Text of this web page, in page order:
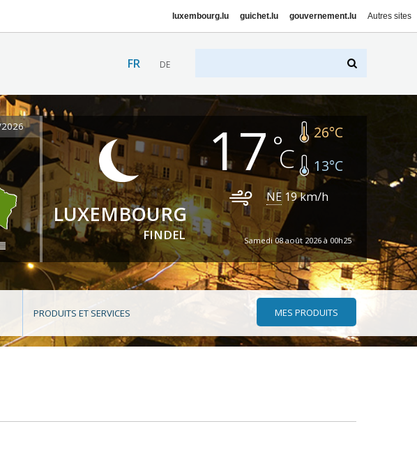
luxembourg.lu guichet.lu gouvernement.lu Autres sites
FR DE
LUXEMBOURG
FINDEL
17 26°C
13°C
NE 19km/h
Samedi 08 août 2026 à 00h25
PRODUITS ET SERVICES MES PRODUITS